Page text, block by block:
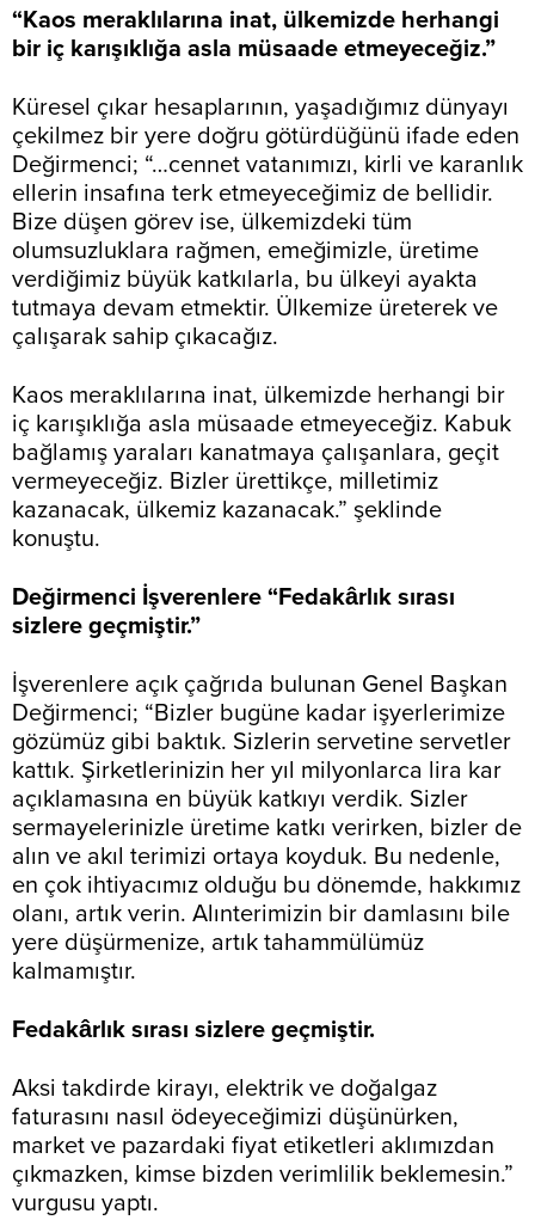
“Kaos meraklılarına inat, ülkemizde herhangi
bir iç karışıklığa asla müsaade etmeyeceğiz.”
Küresel çıkar hesaplarının, yaşadığımız dünyayı
çekilmez bir yere doğru götürdüğünü ifade eden
Değirmenci; “…cennet vatanımızı, kirli ve karanlık
ellerin insafına terk etmeyeceğimiz de bellidir.
Bize düşen görev ise, ülkemizdeki tüm
olumsuzluklara rağmen, emeğimizle, üretime
verdiğimiz büyük katkılarla, bu ülkeyi ayakta
tutmaya devam etmektir. Ülkemize üreterek ve
çalışarak sahip çıkacağız.
Kaos meraklılarına inat, ülkemizde herhangi bir
iç karışıklığa asla müsaade etmeyeceğiz. Kabuk
bağlamış yaraları kanatmaya çalışanlara, geçit
vermeyeceğiz. Bizler ürettikçe, milletimiz
kazanacak, ülkemiz kazanacak.” şeklinde
konuştu.
Değirmenci İşverenlere “Fedakârlık sırası
sizlere geçmiştir.”
İşverenlere açık çağrıda bulunan Genel Başkan
Değirmenci; “Bizler bugüne kadar işyerlerimize
gözümüz gibi baktık. Sizlerin servetine servetler
kattık. Şirketlerinizin her yıl milyonlarca lira kar
açıklamasına en büyük katkıyı verdik. Sizler
sermayelerinizle üretime katkı verirken, bizler de
alın ve akıl terimizi ortaya koyduk. Bu nedenle,
en çok ihtiyacımız olduğu bu dönemde, hakkımız
olanı, artık verin. Alınterimizin bir damlasını bile
yere düşürmenize, artık tahammülümüz
kalmamıştır.
Fedakârlık sırası sizlere geçmiştir.
Aksi takdirde kirayı, elektrik ve doğalgaz
faturasını nasıl ödeyeceğimizi düşünürken,
market ve pazardaki fiyat etiketleri aklımızdan
çıkmazken, kimse bizden verimlilik beklemesin.”
vurgusu yaptı.